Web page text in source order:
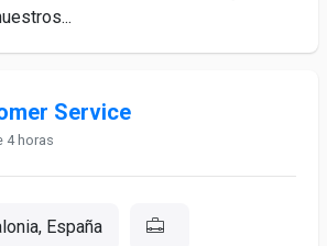
Service
4 horas
España